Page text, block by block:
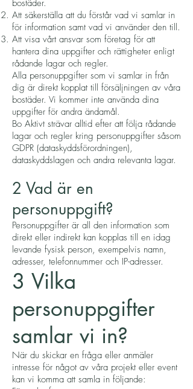
bostäder.
Att säkerställa att du förstår vad vi samlar in
för information samt vad vi använder den till.
Att visa vårt ansvar som företag för att
hantera dina uppgifter och rättigheter enligt
rådande lagar och regler.
Alla personuppgifter som vi samlar in från
dig är direkt kopplat till försäljningen av våra
bostäder. Vi kommer inte använda dina
uppgifter för andra ändamål.
Bo Aktivt strävar alltid efter att följa rådande
lagar och regler kring personuppgifter såsom
GDPR (dataskyddsförordningen),
dataskyddslagen och andra relevanta lagar.
2 Vad är en
personuppgift?
Personuppgifter är all den information som
direkt eller indirekt kan kopplas till en idag
levande fysisk person, exempelvis namn,
adresser, telefonnummer och IP-adresser.
3 Vilka
personuppgifter
samlar vi in?
När du skickar en fråga eller anmäler
intresse för något av våra projekt eller event
kan vi komma att samla in följande: